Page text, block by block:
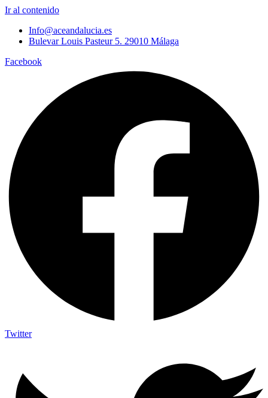
Ir al contenido
Info@aceandalucia.es
Bulevar Louis Pasteur 5. 29010 Málaga
Facebook
Twitter